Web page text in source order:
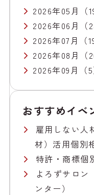
2026年05月
（
2026年06月
（
2026年07月
（
2026年08月
（
2026年09月
（5
おすすめイベ
雇用しない人
材）活用個別
特許・商標個
よろずサロン
ンター）